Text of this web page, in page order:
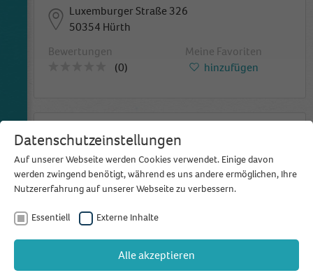
Luxemburger Straße 326
50354 Hürth
Bewertungen
(0)
Meine Favoriten
hinzufügen
Vivante Partyservice
Datenschutzeinstellungen
Auf unserer Webseite werden Cookies verwendet. Einige davon
werden zwingend benötigt, während es uns andere ermöglichen, Ihre
Nutzererfahrung auf unserer Webseite zu verbessern.
Essentiell Externe Inhalte
Alle akzeptieren